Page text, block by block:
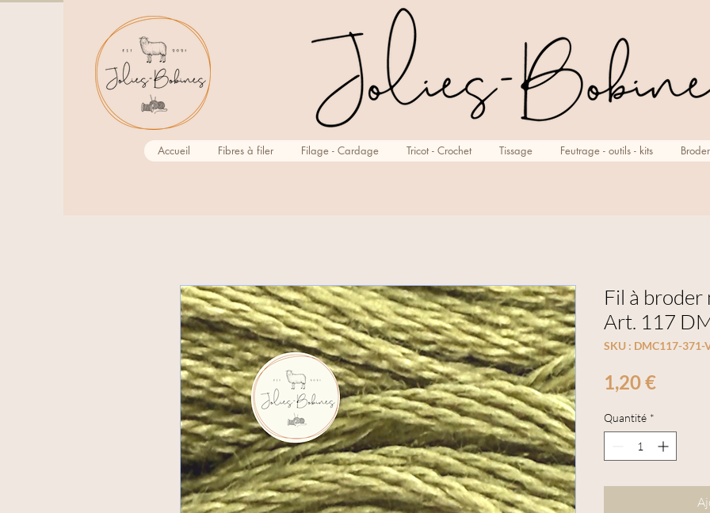
Accueil Fibres à filer Filage - Cardage Tricot - Crochet Tissage Feutrage - outils - kits
Fil à broder
Art. 117
SKU : DMC117-371-
1,20 €Prix
Quantité *